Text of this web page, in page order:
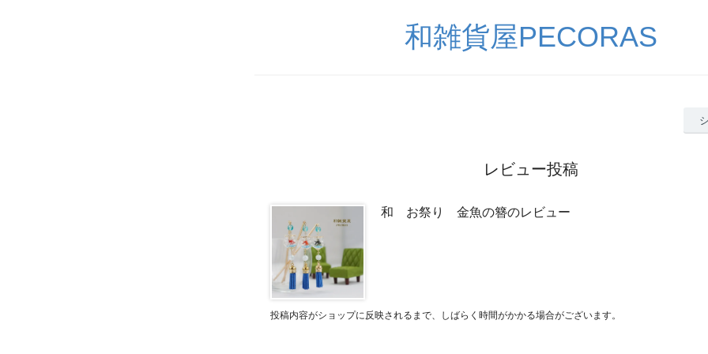
和雑貨屋PECORAS
レビュー投稿
和 お祭り 金魚の簪のレビュー
投稿内容がショップに反映されるまで、しばらく時間がかかる場合がございます。